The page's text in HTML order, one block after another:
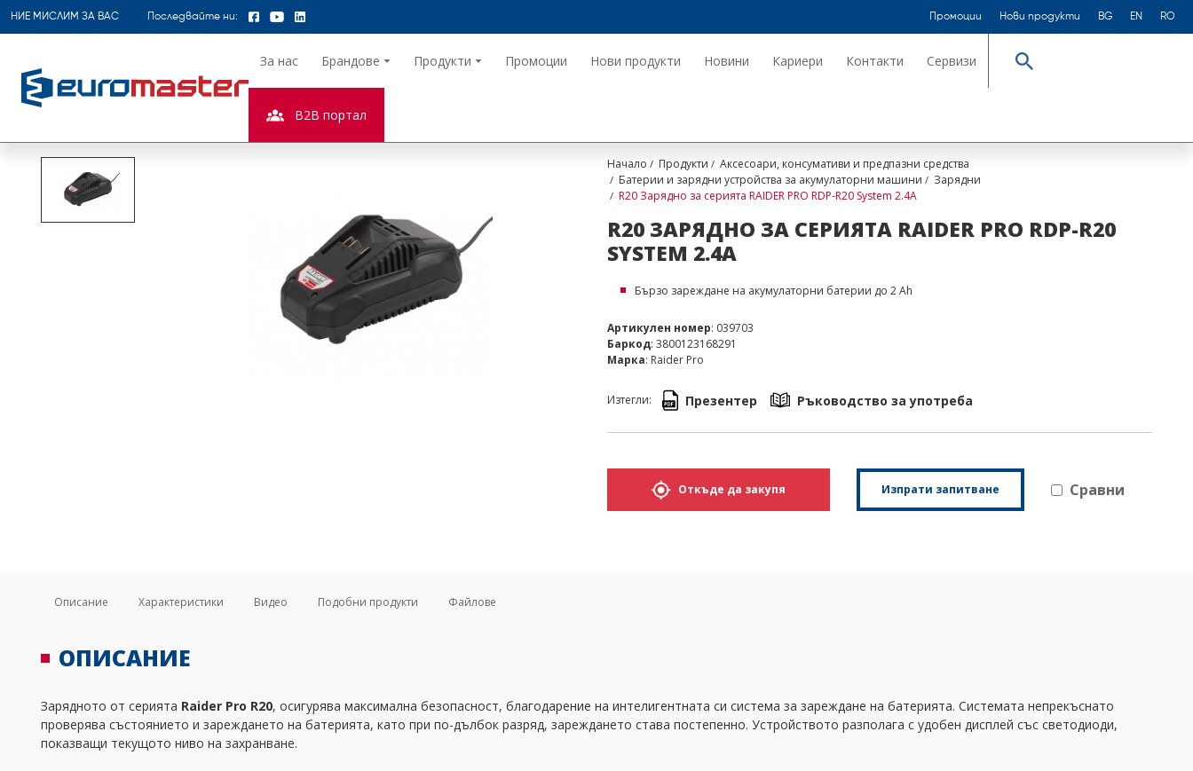
НИЕ МИСЛИМ ЗА ВАС Последвайте ни: Промоции Нови продукти BG EN RO
За нас Брандове Продукти Промоции Нови продукти Новини Кариери Контакти Сервизи Търсене
B2B портал
Начало Продукти
Аксесоари, консумативи и предпазни средства
Батерии и зарядни устройства за акумулаторни машини
Зарядни
R20 Зарядно за серията RAIDER PRO RDP-R20 System 2.4A
R20 ЗАРЯДНО ЗА СЕРИЯТА RAIDER PRO RDP-R20
SYSTEM 2.4A
Бързо зареждане на акумулаторни батерии до 2 Ah
Артикулен номер: 039703
Баркод: 3800123168291
Марка: Raider Pro
Изтегли: Презентер Ръководство за употреба
Откъде да закупя Изпрати запитване Сравни
Описание Характеристики Видео Подобни продукти Файлове
ОПИСАНИЕ
Зарядното от серията Raider Pro R20, осигурява максимална безопасност, благодарение на интелигентната си система за зареждане на батерията. Системата непрекъснато
проверява състоянието и зареждането на батерията, като при по-дълбок разряд, зареждането става постепенно. Устройството разполага с удобен дисплей със светодиоди,
показващи текущото ниво на захранване.